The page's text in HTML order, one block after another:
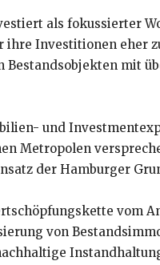
als fokussierter
Investitionen eher
mit
und
Metropolen
der Hamburger
vom
von